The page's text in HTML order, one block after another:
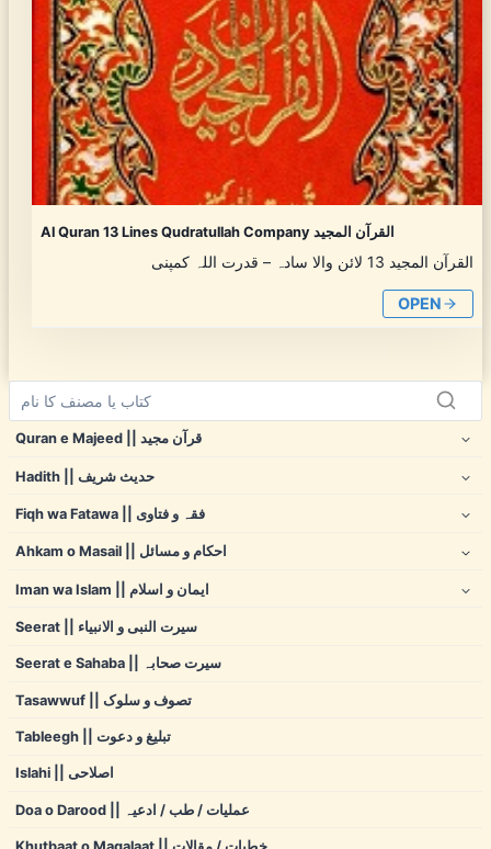
Al Quran 13 Lines Qudratullah Company القرآن المجید
القرآن المجید 13 لائن والا سادہ – قدرت اللہ کمپنی
OPEN
Quran e Majeed || قرآن مجید
Hadith || حدیث شریف
Fiqh wa Fatawa || فقہ و فتاوی
Ahkam o Masail || احکام و مسائل
Iman wa Islam || ایمان و اسلام
Seerat || سیرت النبی و الانبیاء
Seerat e Sahaba || سیرت صحابہ
Tasawwuf || تصوف و سلوک
Tableegh || تبلیغ و دعوت
Islahi || اصلاحی
Doa o Darood || عملیات / طب / ادعیہ